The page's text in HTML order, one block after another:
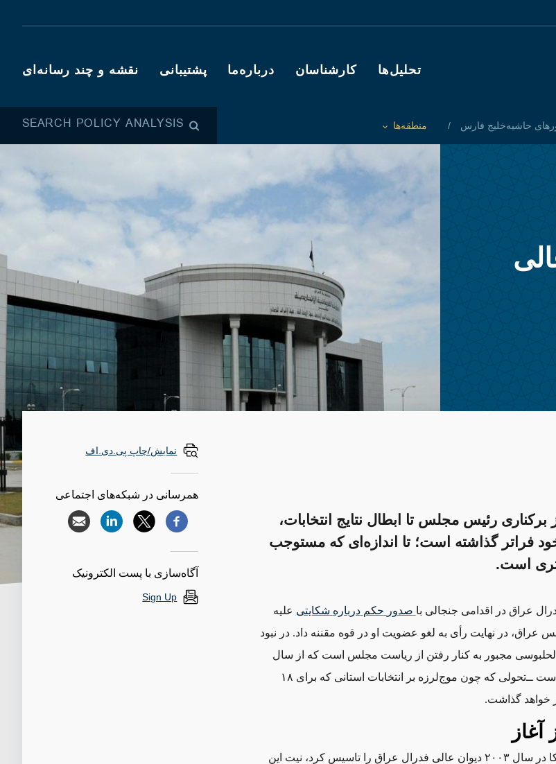
Main navigation
تحلیل‌ها کارشناسان درباره‌ما پشتیبانی نقشه و چند رسانه‌ای
حاشیه‌خلیج فارس
Toggle List of
منطقه‌ها SEARCH POLICY ANALYSIS
برکناری رئیس مجلس تا ابطال نتایج انتخابات،
فراتر گذاشته است؛ تا اندازه‌ای که مستوجب
است.
صدور حکم درباره شکایتی علیه
عراق، در نهایت رأی به لغو عضویت او در قوه مقننه داد. در نبود
مجبور به کنار رفتن از ریاست مجلس است که از سال
۲۰۱۸ آن را به عهده داشته است ‌ــ‌تحولی که چون موج‌لرزه بر انتخابات استانی که برای ۱۸
خواهد گذاشت.
وقتی ائتلاف به رهبری آمریکا در سال ۲۰۰۳ دیوان عالی فدرال عراق را تاسیس کرد، نیت این
نمایش/چاپ پی.دی.اف
همرسانی در شبکه‌های اجتماعی
آگاه‌سازی با پست الکترونیک
Sign Up